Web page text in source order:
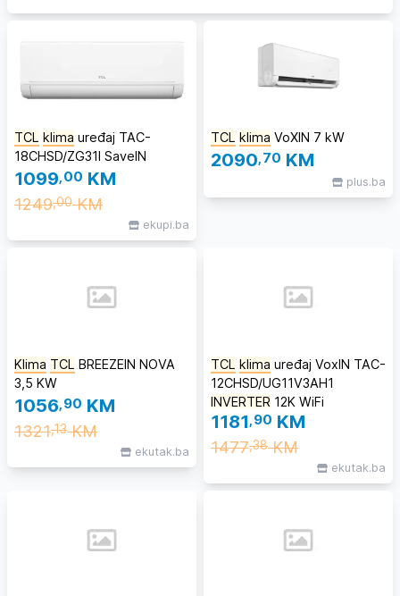
TCL klima uređaj TAC-
18CHSD/ZG31I SaveIN
1099,00 KM
1249,00KM
ekupi.ba
TCL klima VoXIN 7 kW
2090,70 KM
plus.ba
Klima TCL BREEZEIN NOVA
3,5 KW
1056,90 KM
1321,13KM
ekutak.ba
TCL klima uređaj VoxIN TAC-
12CHSD/UG11V3AH1
INVERTER 12K WiFi
1181,90 KM
1477,38KM
ekutak.ba